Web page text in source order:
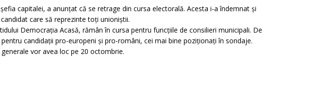
capitalei, a anunțat că se retrage din cursa electorală. Acesta i-a îndemnat și
care să reprezinte toți unioniștii.
Democrația Acasă, rămân în cursa pentru funcțiile de consilieri municipali. De
candidații pro-europeni și pro-români, cei mai bine poziționați în sondaje.
vor avea loc pe 20 octombrie.